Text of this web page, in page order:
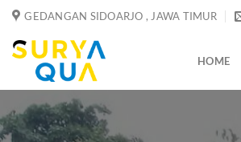
Skip
content
GEDANGAN SIDOARJO , JAWA TIMUR
HOME